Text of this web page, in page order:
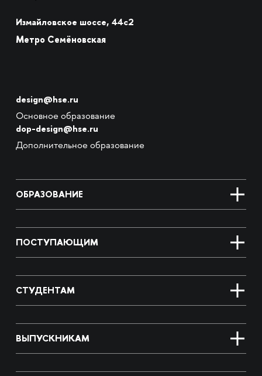
Измайловское шоссе, 44с2
Метро Семёновская
design@hse.ru
Основное образование
dop-design@hse.ru
Дополнительное образование
ОБРАЗОВАНИЕ
ПОСТУПАЮЩИМ
СТУДЕНТАМ
ВЫПУСКНИКАМ